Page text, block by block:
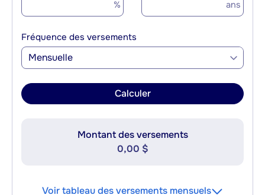
% ans
Fréquence des versements
Mensuelle
Calculer
Montant des versements
0,00 $
Voir tableau des versements mensuels